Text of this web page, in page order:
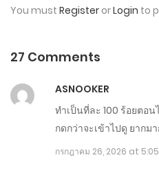
กรกฎาคม 20, 2026
ตอนที่ 1041-1050
You must Register orLogin to
27 Comments
ASNOOKER
ทำเป็นที่ละ 100 ร้อยตอ
กดกว่าจะเข้าไปดู ยากม
กรกฎาคม 26, 2026 at